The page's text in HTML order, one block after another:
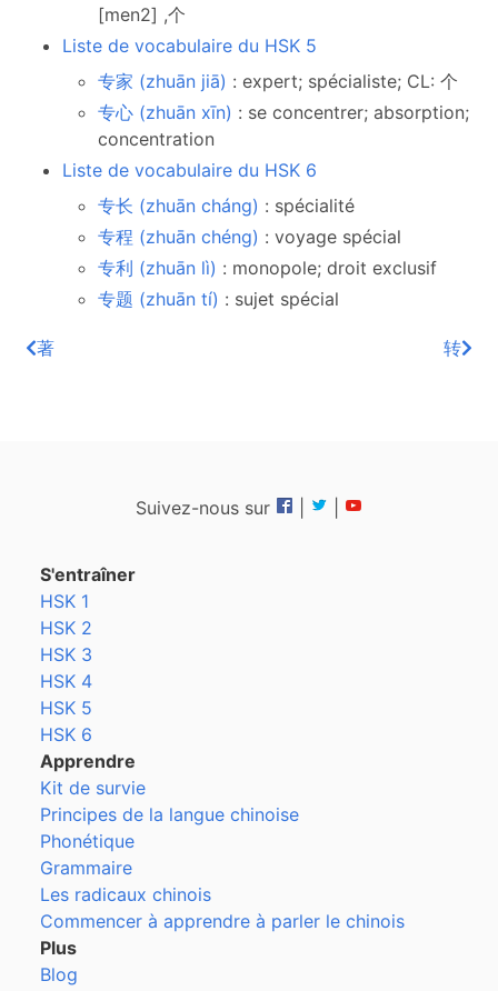
[men2] ,个
Liste de vocabulaire du HSK 5
专家 (zhuān jiā) : expert; spécialiste; CL: 个
专心 (zhuān xīn) : se concentrer; absorption;
concentration
Liste de vocabulaire du HSK 6
专长 (zhuān cháng) : spécialité
专程 (zhuān chéng) : voyage spécial
专利 (zhuān lì) : monopole; droit exclusif
专题 (zhuān tí) : sujet spécial
著 转
Suivez-nous sur
S'entraîner
HSK 1
HSK 2
HSK 3
HSK 4
HSK 5
HSK 6
Apprendre
Kit de survie
Principes de la langue chinoise
Phonétique
Grammaire
Les radicaux chinois
Commencer à apprendre à parler le chinois
Plus
Blog